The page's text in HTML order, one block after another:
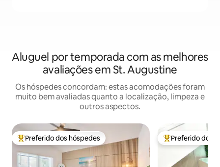
Aluguel por temporada com as melhores
avaliações em St. Augustine
Os hóspedes concordam: estas acomodações foram
muito bem avaliadas quanto a localização, limpeza e
outros aspectos.
Entre os melhores preferidos dos hóspedes
Preferido dos hóspedes Entre os
Preferido dos